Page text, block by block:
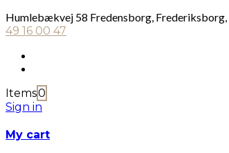
Humlebækvej 58 Fredensborg, Frederiksborg,
49 16 00 47
Items0
Sign in
My cart